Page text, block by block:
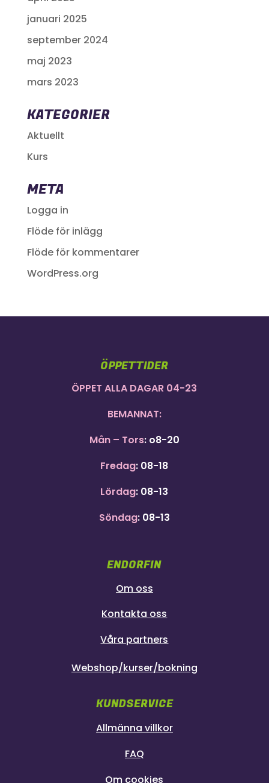
januari 2025
september 2024
maj 2023
mars 2023
KATEGORIER
Aktuellt
Kurs
META
Logga in
Flöde för inlägg
Flöde för kommentarer
WordPress.org
ÖPPETTIDER
ÖPPET ALLA DAGAR 04-23
BEMANNAT:
Mån – Tors: o8-20
Fredag: 08-18
Lördag: 08-13
Söndag: 08-13
ENDORFIN
Om oss
Kontakta oss
Våra partners
Webshop/kurser/bokning
KUNDSERVICE
Allmänna villkor
FAQ
Om cookies